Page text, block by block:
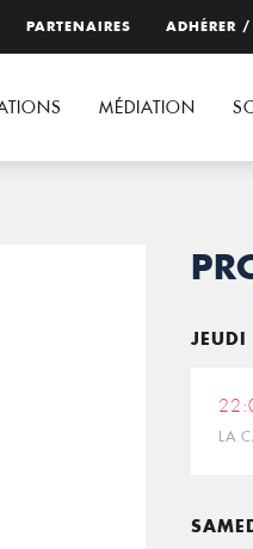
PARTENAIRES ADHÉRER
MÉDIATION
LA